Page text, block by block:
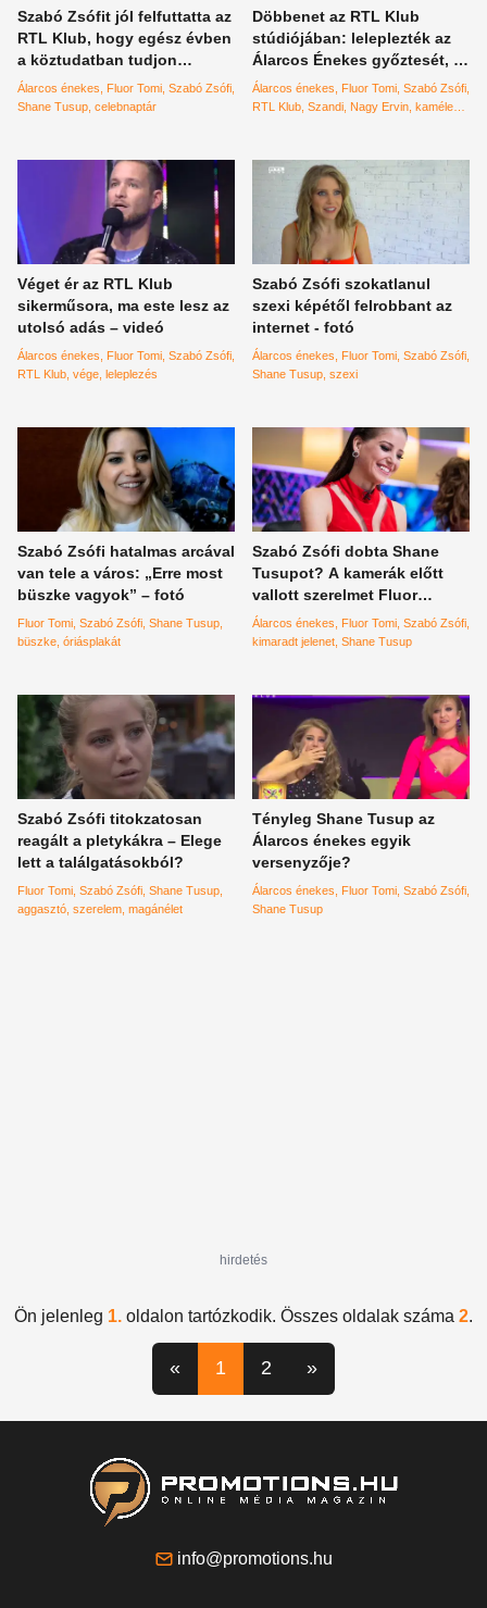
Szabó Zsófit jól felfuttatta az
RTL Klub, hogy egész évben
a köztudatban tudjon
maradni – celebnaptár 2021
Álarcos énekes Fluor Tomi Szabó Zsófi
Shane Tusup celebnaptár
Döbbenet az RTL Klub
stúdiójában: leleplezték az
Álarcos Énekes győztesét, a
Kaméleont - Szabó Zsófi
tudta először
Álarcos énekes Fluor Tomi Szabó Zsófi
RTL Klub Szandi Nagy Ervin kaméleon
Véget ér az RTL Klub
sikerműsora, ma este lesz az
utolsó adás – videó
Álarcos énekes Fluor Tomi Szabó Zsófi
RTL Klub vége leleplezés
Szabó Zsófi szokatlanul
szexi képétől felrobbant az
internet - fotó
Álarcos énekes Fluor Tomi Szabó Zsófi
Shane Tusup szexi
Szabó Zsófi hatalmas arcával
van tele a város: „Erre most
büszke vagyok” – fotó
Fluor Tomi Szabó Zsófi Shane Tusup
büszke óriásplakát
Szabó Zsófi dobta Shane
Tusupot? A kamerák előtt
vallott szerelmet Fluor
Tominak
Álarcos énekes Fluor Tomi Szabó Zsófi
kimaradt jelenet Shane Tusup
Szabó Zsófi titokzatosan
reagált a pletykákra – Elege
lett a találgatásokból?
Fluor Tomi Szabó Zsófi Shane Tusup
aggasztó szerelem magánélet
Tényleg Shane Tusup az
Álarcos énekes egyik
versenyzője?
Álarcos énekes Fluor Tomi Szabó Zsófi
Shane Tusup
hirdetés
Ön jelenleg 1. oldalon tartózkodik. Összes oldalak száma 2.
« 1 2 »
info@promotions.hu